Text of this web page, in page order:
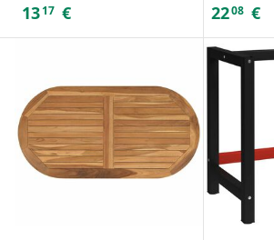
1317 € 2208 €